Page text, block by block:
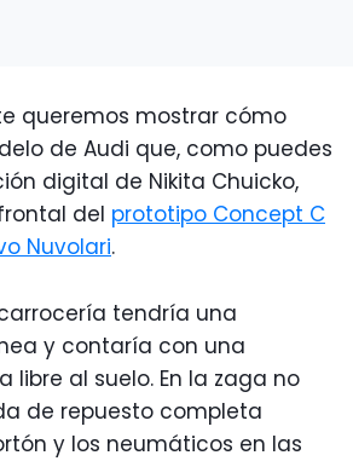
queremos mostrar cómo
de Audi que, como puedes
digital de Nikita Chuicko,
del prototipo Concept C
Nuvolari.
tendría una
y contaría con una
al suelo. En la zaga no
de repuesto completa
y los neumáticos en las